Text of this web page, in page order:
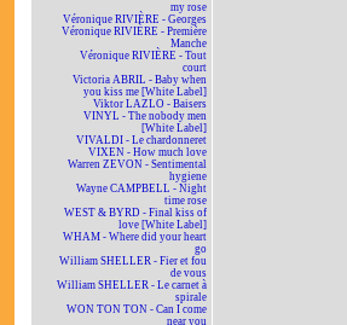
my rose
Véronique RIVIÈRE - Georges
Véronique RIVIÈRE - Première
Manche
Véronique RIVIÈRE - Tout
court
Victoria ABRIL - Baby when
you kiss me [White Label]
Viktor LAZLO - Baisers
VINYL - The nobody men
[White Label]
VIVALDI - Le chardonneret
VIXEN - How much love
Warren ZEVON - Sentimental
hygiene
Wayne CAMPBELL - Night
time rose
WEST & BYRD - Final kiss of
love [White Label]
WHAM - Where did your heart
go
William SHELLER - Fier et fou
de vous
William SHELLER - Le carnet à
spirale
WON TON TON - Can I come
near you